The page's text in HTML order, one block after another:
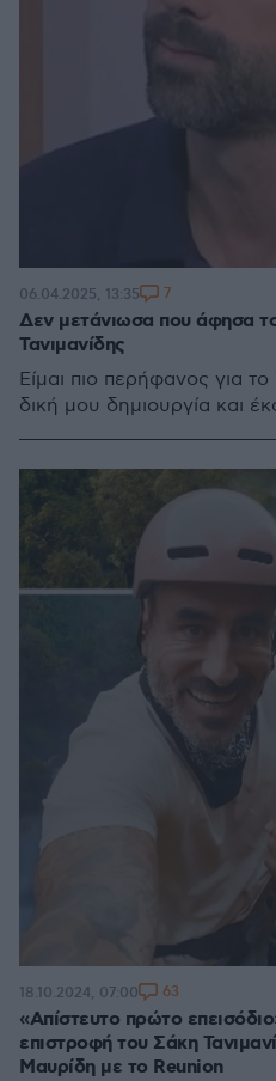
Δεν μετάνιωσα που άφησα
Τανιμανίδης
Είμαι πιο περήφανος για
δική μου δημιουργία και
06.04.2025, 13:35 7
«Απίστευτο πρώτο
επιστροφή του Σάκη
Μαυρίδη με το Reunion
18.10.2024, 07:00 63